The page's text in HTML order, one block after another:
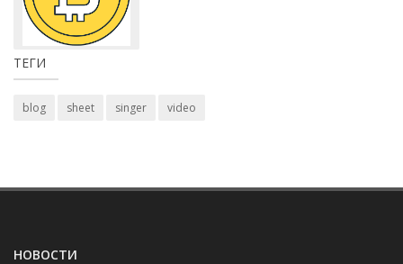
ТЕГИ
blog sheet singer video
НОВОСТИ